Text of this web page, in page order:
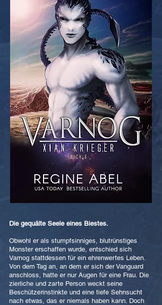
Die gequälte Seele eines Biestes.
Obwohl er als stumpfsinniges, blutrünstiges
Monster erschaffen wurde, entschied sich
Varnog stattdessen für ein ehrenwertes Leben.
Von dem Tag an, an dem er sich der Vanguard
anschloss, hatte er nur Augen für eine Frau. Die
zierliche und zarte Person weckt seine
Beschützerinstinkte und eine tiefe Sehnsucht
nach etwas, das er niemals haben kann. Doch